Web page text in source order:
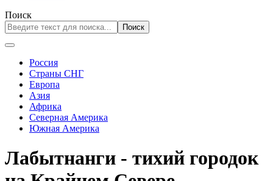
Поиск
Поиск
Россия
Страны СНГ
Европа
Азия
Африка
Северная Америка
Южная Америка
Лабытнанги - тихий городок